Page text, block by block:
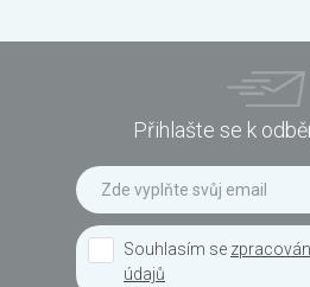
Přihlašte se k
Souhlasím se
údajů